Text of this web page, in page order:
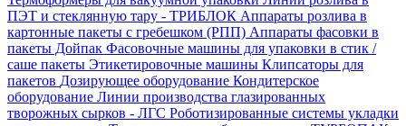
ПЭТ и стеклянную тару - ТРИБЛОК Аппараты розлива в
картонные пакеты с гребешком (РПП) Аппараты фасовки в
пакеты Дойпак Фасовочные машины для упаковки в стик /
саше пакеты Этикетировочные машины Клипсаторы для
пакетов Дозирующее оборудование Кондитерское
оборудование Линии производства глазированных
творожных сырков - ЛГС Роботизированные системы укладки